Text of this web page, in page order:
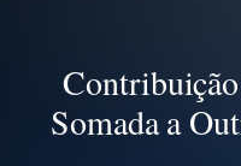
Somada a